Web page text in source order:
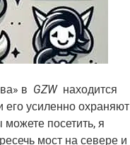
в GZW находится
его усиленно охраняют
посетить, я
мост на севере и